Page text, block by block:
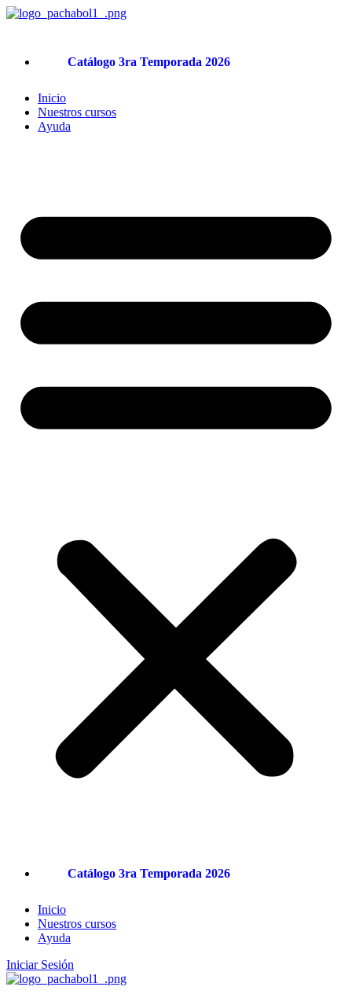
Ir
Catálogo 3ra Temporada 2026
Inicio
Nuestros cursos
Ayuda
Catálogo 3ra Temporada 2026
Inicio
Nuestros cursos
Ayuda
Iniciar Sesión